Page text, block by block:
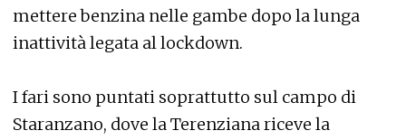
mettere benzina nelle gambe dopo la lunga
inattività legata al lockdown.
I fari sono puntati soprattutto sul campo di
Staranzano, dove la Terenziana riceve la